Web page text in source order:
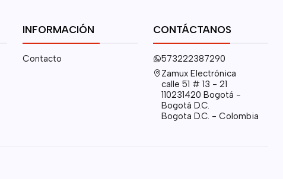
INFORMACIÓN
Contacto
CONTÁCTANOS
573222387290
Zamux Electrónica
calle 51 # 13 - 21
110231420 Bogotá -
Bogotá D.C.
Bogota D.C. - Colombia